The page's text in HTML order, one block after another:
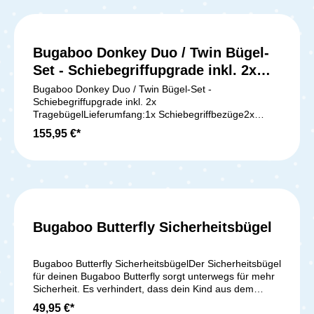
Angebot enthält keinen kompletten Kinderwagen,
trennen. Kompatibel mit: Bugaboo Bee 6 Bugaboo
Bugaboo Lynx / Bugaboo Runner / Bugaboo Kangaroo
alle Bugaboo Fox - Modelle ( außer Fox 1 )Bugaboo
Butterfly (separate Adapter notwendig)Bugaboo
Dragonfly (separate Adapter notwendig)Lieferumfang:
1x Bugaboo Tray Hinweis: Für den Bugaboo Fox1 und
Bugaboo Bee gibt es separate Trays!Achtung es ist kein
Kinderwagen im Lieferumfang enthalten
Bugaboo Donkey Duo / Twin Bügel-
Set - Schiebegriffupgrade inkl. 2x
Tragebügel
Bugaboo Donkey Duo / Twin Bügel-Set -
Schiebegriffupgrade inkl. 2x
TragebügelLieferumfang:1x Schiebegriffbezüge2x
Tragebügel Donkey3
155,95 €*
Bugaboo Butterfly Sicherheitsbügel
Bugaboo Butterfly SicherheitsbügelDer Sicherheitsbügel
für deinen Bugaboo Butterfly sorgt unterwegs für mehr
Sicherheit. Es verhindert, dass dein Kind aus dem
Wagen fällt. Mit nur einem Klick wird der
49,95 €*